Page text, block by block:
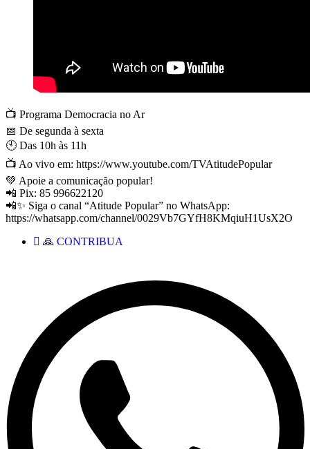
📺 Programa Democracia no Ar
📅 De segunda à sexta
🕙 Das 10h às 11h
📺 Ao vivo em: https://www.youtube.com/TVAtitudePopular
💚 Apoie a comunicação popular!
📲 Pix: 85 996622120
📲✨ Siga o canal “Atitude Popular” no WhatsApp:
https://whatsapp.com/channel/0029Vb7GYfH8KMqiuH1UsX2O
🙏 CONTRIBUA